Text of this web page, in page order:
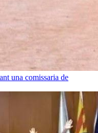
una comissaria de